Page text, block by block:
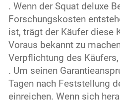
. Wenn der Squat deluxe
Forschungskosten
ist, trägt der Käufer diese
Voraus bekannt zu
Verpflichtung des
. Um seinen
Tagen nach Feststellung
einreichen. Wenn sich